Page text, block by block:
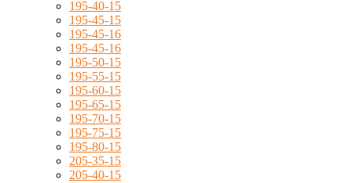
195-40-15
195-45-15
195-45-16
195-45-16
195-50-15
195-55-15
195-60-15
195-65-15
195-70-15
195-75-15
195-80-15
205-35-15
205-40-15